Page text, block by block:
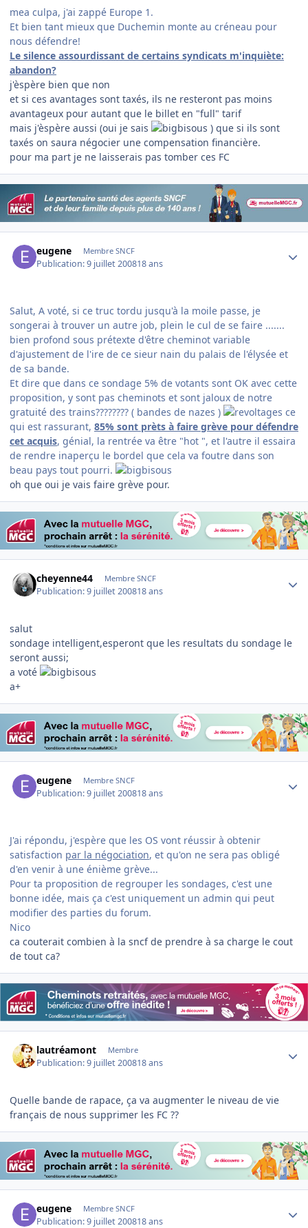
mea culpa, j'ai zappé Europe 1.
Et bien tant mieux que Duchemin monte au créneau pour
nous défendre!
Le silence assourdissant de certains syndicats m'inquiète:
abandon?
j'èspère bien que non
et si ces avantages sont taxés, ils ne resteront pas moins
avantageux pour autant que le billet en "full" tarif
mais j'èspère aussi (oui je sais
) que si ils sont
taxés on saura négocier une compensation financière.
pour ma part je ne laisserais pas tomber ces FC
eugene Membre SNCF
Publication:9 juillet 200818 ans
Salut, A voté, si ce truc tordu jusqu'à la moile passe, je
songerai à trouver un autre job, plein le cul de se faire .......
bien profond sous prétexte d'être cheminot variable
d'ajustement de l'ire de ce sieur nain du palais de l'élysée et
de sa bande.
Et dire que dans ce sondage 5% de votants sont OK avec cette
proposition, y sont pas cheminots et sont jaloux de notre
gratuité des trains???????? ( bandes de nazes )
ce
qui est rassurant, 85% sont prèts à faire grève pour défendre
cet acquis, génial, la rentrée va être "hot ", et l'autre il essaira
de rendre inaperçu le bordel que cela va foutre dans son
beau pays tout pourri.
oh que oui je vais faire grève pour.
cheyenne44 Membre SNCF
Publication:9 juillet 200818 ans
salut
sondage intelligent,esperont que les resultats du sondage le
seront aussi;
a voté
a+
eugene Membre SNCF
Publication:9 juillet 200818 ans
J'ai répondu, j'espère que les OS vont réussir à obtenir
satisfaction par la négociation, et qu'on ne sera pas obligé
d'en venir à une énième grève...
Pour ta proposition de regrouper les sondages, c'est une
bonne idée, mais ça c'est uniquement un admin qui peut
modifier des parties du forum.
Nico
ca couterait combien à la sncf de prendre à sa charge le cout
de tout ca?
lautréamont Membre
Publication:9 juillet 200818 ans
Quelle bande de rapace, ça va augmenter le niveau de vie
français de nous supprimer les FC ??
eugene Membre SNCF
Publication:9 juillet 200818 ans